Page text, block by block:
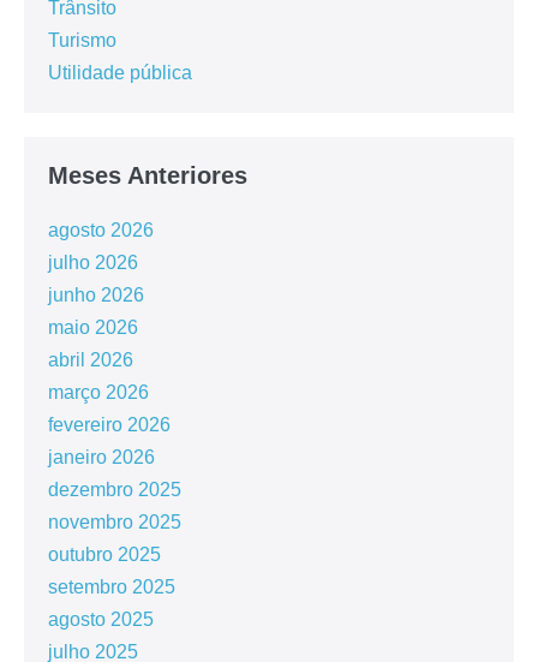
Trânsito
Turismo
Utilidade pública
Meses Anteriores
agosto 2026
julho 2026
junho 2026
maio 2026
abril 2026
março 2026
fevereiro 2026
janeiro 2026
dezembro 2025
novembro 2025
outubro 2025
setembro 2025
agosto 2025
julho 2025